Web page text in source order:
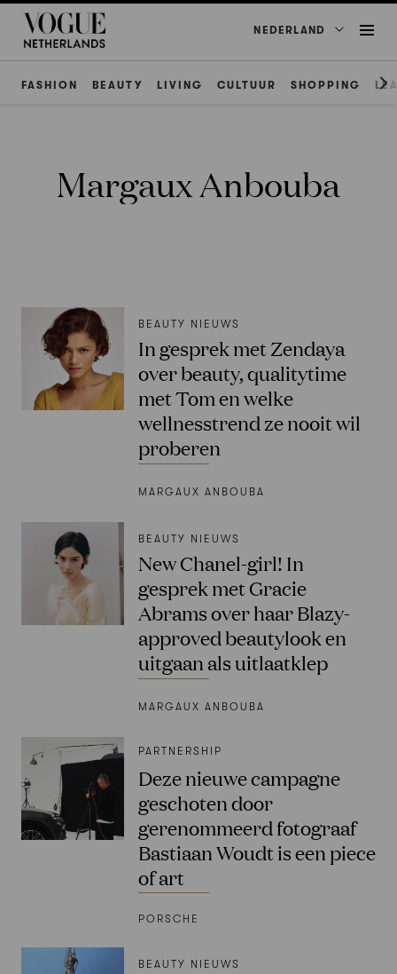
NEDERLAND
FASHION BEAUTY LIVING CULTUUR SHOPPING
Margaux Anbouba
BEAUTY NIEUWS
In gesprek met Zendaya
over beauty, qualitytime
met Tom en welke
wellnesstrend ze nooit wil
proberen
MARGAUX ANBOUBA
BEAUTY NIEUWS
New Chanel-girl! In
gesprek met Gracie
Abrams over haar Blazy-
approved beautylook en
uitgaan als uitlaatklep
MARGAUX ANBOUBA
PARTNERSHIP
Deze nieuwe campagne
geschoten door
gerenommeerd fotograaf
Bastiaan Woudt is een piece
of art
PORSCHE
BEAUTY NIEUWS